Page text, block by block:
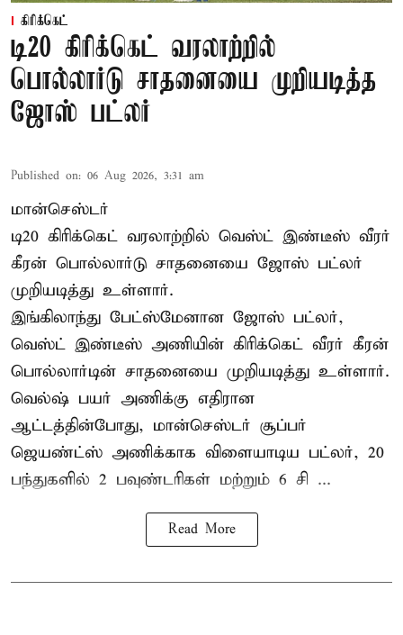
கிரிக்கெட்
டி20 கிரிக்கெட் வரலாற்றில்
பொல்லார்டு சாதனையை முறியடித்த
ஜோஸ் பட்லர்
Published on: 06 Aug 2026, 3:31 am
மான்செஸ்டர்
டி20 கிரிக்கெட் வரலாற்றில் வெஸ்ட் இண்டீஸ் வீரர்
கீரன் பொல்லார்டு சாதனையை ஜோஸ் பட்லர்
முறியடித்து உள்ளார்.
இங்கிலாந்து பேட்ஸ்மேனான ஜோஸ் பட்லர்,
வெஸ்ட் இண்டீஸ் அணியின் கிரிக்கெட் வீரர் கீரன்
பொல்லார்டின் சாதனையை முறியடித்து உள்ளார்.
வெல்ஷ் பயர் அணிக்கு எதிரான
ஆட்டத்தின்போது, மான்செஸ்டர் சூப்பர்
ஜெயண்ட்ஸ் அணிக்காக விளையாடிய பட்லர், 20
பந்துகளில் 2 பவுண்டரிகள் மற்றும் 6 சி ...
Read More